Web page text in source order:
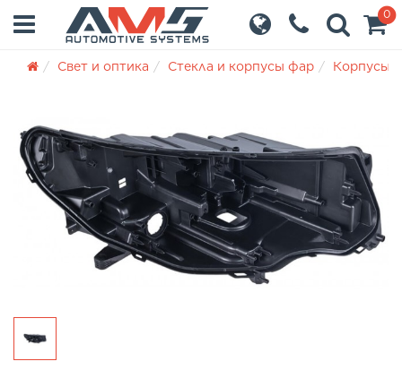
0
Свет и оптика Стекла и корпусы фар Корпусы